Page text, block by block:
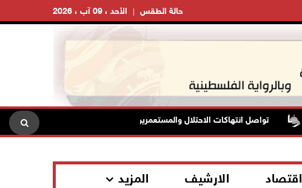
الأحد ، 09 آب ، 2026 حالة الطقس
تواصل انتهاكات الاحتلال والمستعمرين: إصابات واعتقالات واقتحامات واعتداءات
اقتصاد الارشيف المزيد